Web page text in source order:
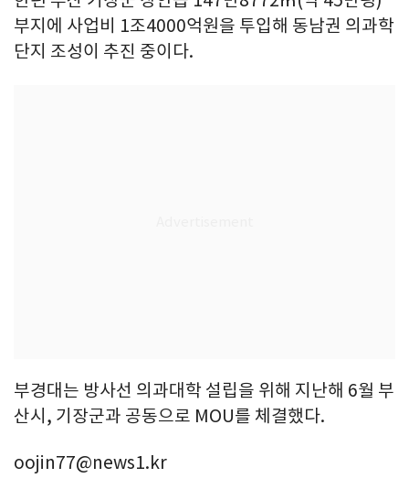
부지에 사업비 1조4000억원을 투입해 동남권 의과학
단지 조성이 추진 중이다.
부경대는 방사선 의과대학 설립을 위해 지난해 6월 부
산시, 기장군과 공동으로 MOU를 체결했다.
oojin77@news1.kr